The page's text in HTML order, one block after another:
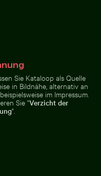
Eleganter Tulpenstrauß in
Glasvase
Sächsische
mit Balkonen
Spiegel mit Spiegelung
mit
rosa
Sie Kataloop als Quelle
in Bildnähe, alternativ an
im Impressum.
Sie "Verzicht der
".